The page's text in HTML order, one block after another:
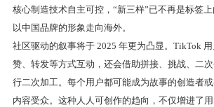
核心制造技术自主可控，“新三样”已不再是标签
以中国品牌的形象走向海外。
社区驱动的叙事将于 2025 年更为凸显。TikTok
赞、转发等方式互动，还会借助拼接、挑战、二
行二次加工。每个用户都可能成为故事的创造者
内容受众。这种人人可创作的趋向，不仅增进了